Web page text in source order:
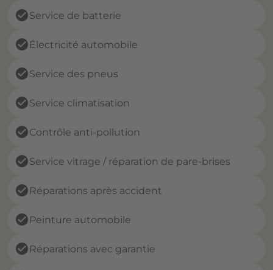
check_circleService de batterie
check_circle Électricité automobile
check_circleService des pneus
check_circleService climatisation
check_circleContrôle anti-pollution
check_circleService vitrage / réparation de pare-brises
check_circle Réparations après accident
check_circle Peinture automobile
check_circle Réparations avec garantie